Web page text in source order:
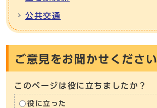
公共交通
ご意見をお聞かせください
このページは役に立ちましたか？
役に立った